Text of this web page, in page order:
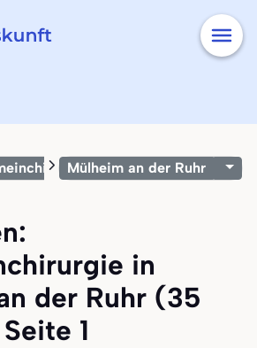
Mülheim an der Ruhr
in
der Ruhr (35
1